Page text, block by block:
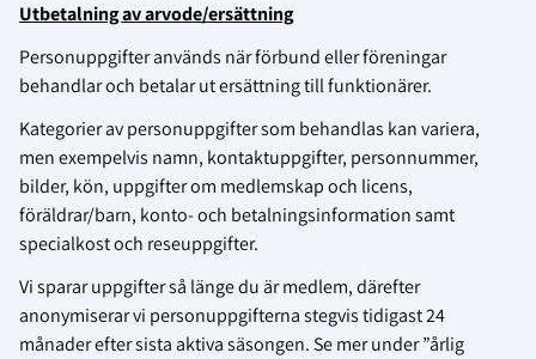
Utbetalning av arvode/ersättning
Personuppgifter används när förbund eller föreningar
behandlar och betalar ut ersättning till funktionärer.
Kategorier av personuppgifter som behandlas kan variera,
men exempelvis namn, kontaktuppgifter, personnummer,
bilder, kön, uppgifter om medlemskap och licens,
föräldrar/barn, konto- och betalningsinformation samt
specialkost och reseuppgifter.
Vi sparar uppgifter så länge du är medlem, därefter
anonymiserar vi personuppgifterna stegvis tidigast 24
månader efter sista aktiva säsongen. Se mer under ”årlig